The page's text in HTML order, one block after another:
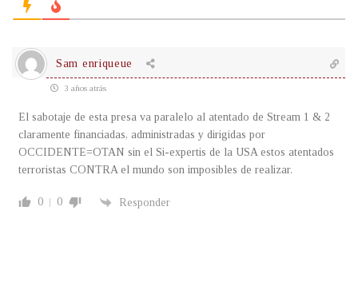
Sam enriqueue
3 años atrás
El sabotaje de esta presa va paralelo al atentado de Stream 1 & 2
claramente financiadas, administradas y dirigidas por
OCCIDENTE=OTAN sin el Si-expertis de la USA estos atentados
terroristas CONTRA el mundo son imposibles de realizar.
0 0 Responder